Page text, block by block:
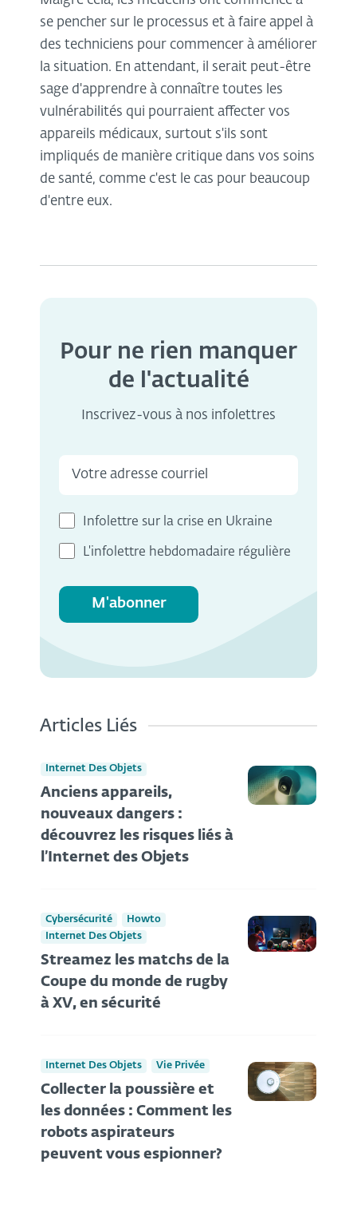
se pencher sur le processus et à faire appel à
des techniciens pour commencer à améliorer
la situation. En attendant, il serait peut-être
sage d'apprendre à connaître toutes les
vulnérabilités qui pourraient affecter vos
appareils médicaux, surtout s'ils sont
impliqués de manière critique dans vos soins
de santé, comme c'est le cas pour beaucoup
d'entre eux.
Pour ne rien manquer
de l'actualité
Inscrivez-vous à nos infolettres
Infolettre sur la crise en Ukraine
L'infolettre hebdomadaire régulière
M'abonner
Articles Liés
Internet Des Objets
Anciens appareils,
nouveaux dangers :
découvrez les risques liés à
l’Internet des Objets
Cybersécurité
Howto
Internet Des Objets
Streamez les matchs de la
Coupe du monde de rugby
à XV, en sécurité
Internet Des Objets Vie Privée
Collecter la poussière et
les données : Comment les
robots aspirateurs
peuvent vous espionner?